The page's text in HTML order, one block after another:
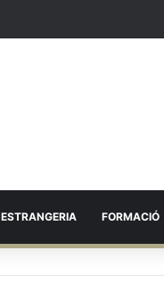
ESTRANGERIA FORMACIÓ